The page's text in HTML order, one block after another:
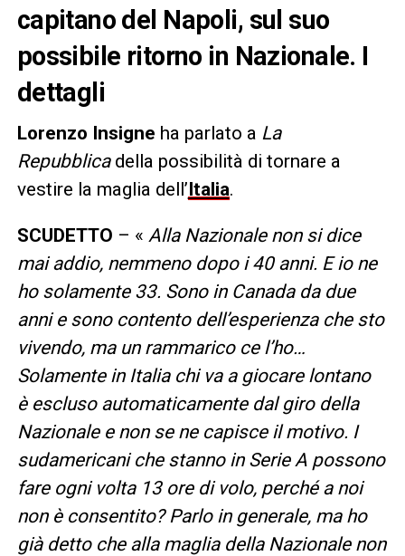
capitano del Napoli, sul suo
possibile ritorno in Nazionale. I
dettagli
Lorenzo Insigne ha parlato a La
Repubblicadella possibilità di tornare a
vestire la maglia dell’Italia.
SCUDETTO – « Alla Nazionale non si dice
mai addio, nemmeno dopo i 40 anni. E io ne
ho solamente 33. Sono in Canada da due
anni e sono contento dell’esperienza che sto
vivendo, ma un rammarico ce l’ho…
Solamente in Italia chi va a giocare lontano
è escluso automaticamente dal giro della
Nazionale e non se ne capisce il motivo. I
sudamericani che stanno in Serie A possono
fare ogni volta 13 ore di volo, perché a noi
non è consentito? Parlo in generale, ma ho
già detto che alla maglia della Nazionale non